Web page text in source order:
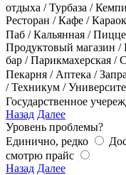
отдыха / Турбаза /
Ресторан / Кафе /
Паб / Кальянная /
Продуктовый магазин
бар / Парикмахерская /
Пекарня / Аптека /
/ Техникум /
Государственное
Назад Далее
Уровень проблемы?
Единично, редко
смотрю прайс
Назад Далее